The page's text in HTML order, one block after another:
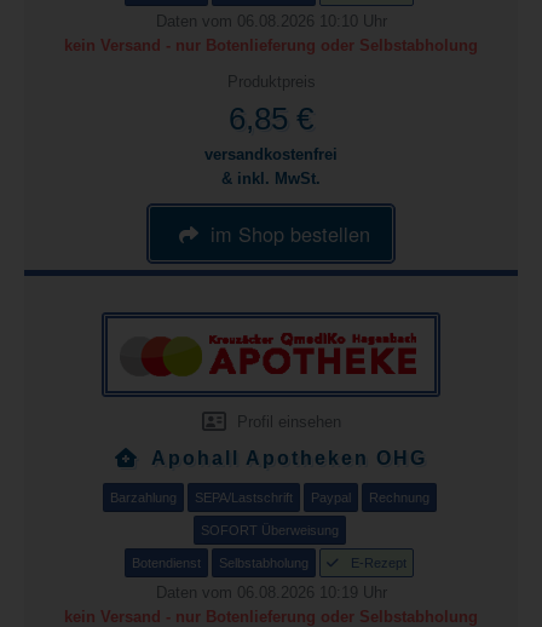
Daten vom 06.08.2026 10:10 Uhr
kein Versand - nur Botenlieferung oder Selbstabholung
Produktpreis
6,85 €
versandkostenfrei
& inkl. MwSt.
im Shop bestellen
Profil einsehen
Apohall Apotheken OHG
Barzahlung SEPA/Lastschrift Paypal Rechnung
SOFORT Überweisung
Botendienst Selbstabholung E-Rezept
Daten vom 06.08.2026 10:19 Uhr
kein Versand - nur Botenlieferung oder Selbstabholung